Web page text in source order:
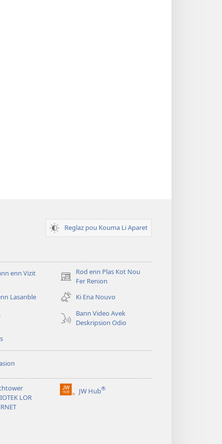
Reglaz pou Kouma Li Aparet
enn Vizit
Rod enn Plas Kot Nou
Fer Renion
(ouver
enn
nouvo
Lasanble
Ki Ena Nouvo
Bann Video Avek
Deskripsion Odio
LOR
JW Hub®
(ouver